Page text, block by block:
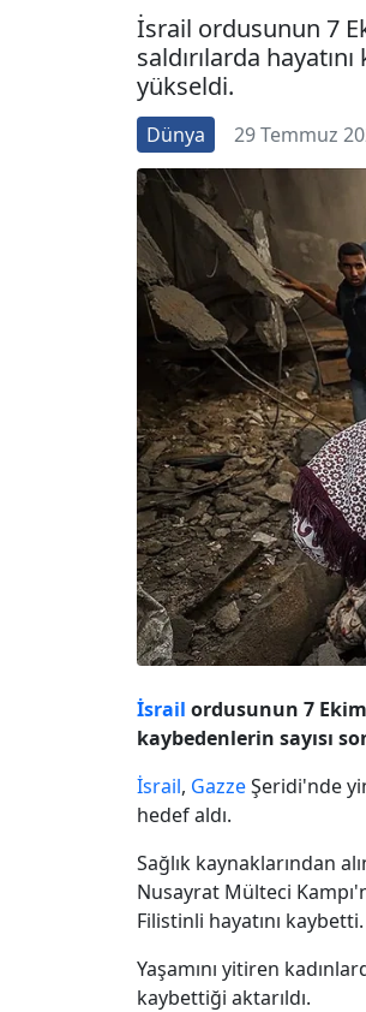
İsrail ordusunun 7
saldırılarda
yükseldi.
Dünya 29 Temmuz
İsrail ordusunun 7
kaybedenlerin sayısı
İsrail, GazzeŞeridi'nde
hedef aldı.
Sağlık kaynaklarından
Nusayrat Mülteci
Filistinli hayatını kaybetti.
Yaşamını yitiren
kaybettiği aktarıldı.